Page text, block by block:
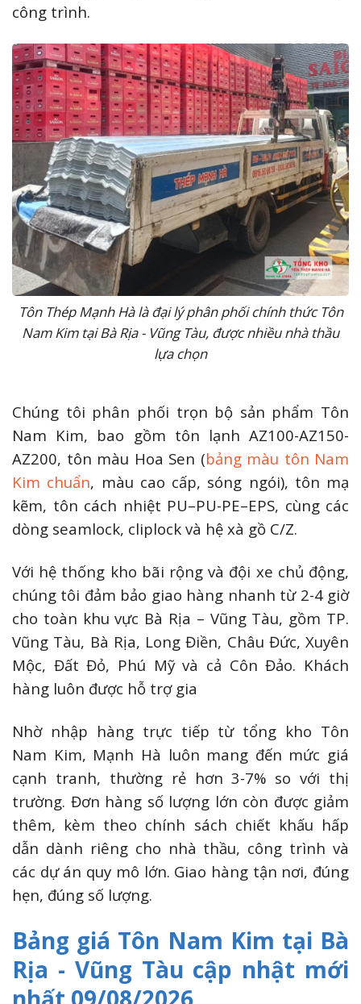
công trình.
Tôn Thép Mạnh Hà là đại lý phân phối chính thức Tôn
Nam Kim tại Bà Rịa - Vũng Tàu, được nhiều nhà thầu
lựa chọn
Chúng tôi phân phối trọn bộ sản phẩm Tôn
Nam Kim, bao gồm tôn lạnh AZ100-AZ150-
AZ200, tôn màu Hoa Sen (bảng màu tôn Nam
Kim chuẩn, màu cao cấp, sóng ngói), tôn mạ
kẽm, tôn cách nhiệt PU–PU-PE–EPS, cùng các
dòng seamlock, cliplock và hệ xà gồ C/Z.
Với hệ thống kho bãi rộng và đội xe chủ động,
chúng tôi đảm bảo giao hàng nhanh từ 2-4 giờ
cho toàn khu vực Bà Rịa – Vũng Tàu, gồm TP.
Vũng Tàu, Bà Rịa, Long Điền, Châu Đức, Xuyên
Mộc, Đất Đỏ, Phú Mỹ và cả Côn Đảo. Khách
hàng luôn được hỗ trợ gia
Nhờ nhập hàng trực tiếp từ tổng kho Tôn
Nam Kim, Mạnh Hà luôn mang đến mức giá
cạnh tranh, thường rẻ hơn 3-7% so với thị
trường. Đơn hàng số lượng lớn còn được giảm
thêm, kèm theo chính sách chiết khấu hấp
dẫn dành riêng cho nhà thầu, công trình và
các dự án quy mô lớn. Giao hàng tận nơi, đúng
hẹn, đúng số lượng.
Bảng giá Tôn Nam Kim tại Bà
Rịa - Vũng Tàu cập nhật mới